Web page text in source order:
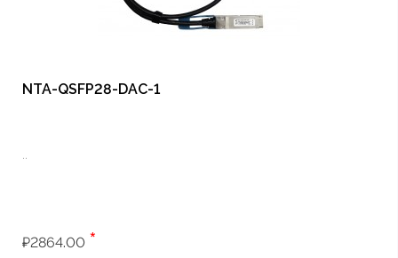
NTA-QSFP28-DAC-1
..
₽2864.00 *